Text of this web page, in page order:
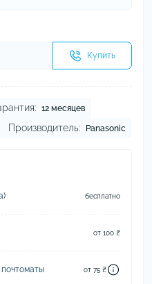
Купить
12 месяцев
Производитель: Panasonic
бесплатно
от 100 ₴
почтоматы от 75 ₴